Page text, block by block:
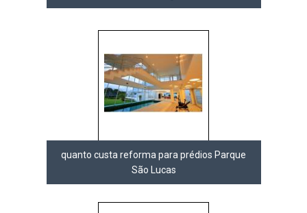
quanto custa reforma para prédios Parque
São Lucas